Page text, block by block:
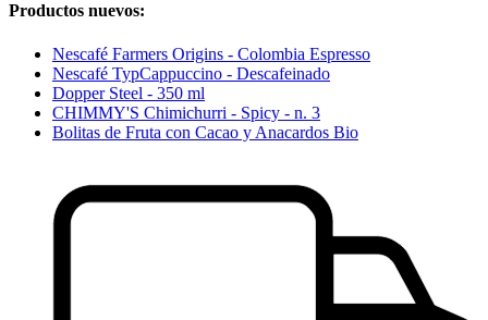
Productos nuevos:
Nescafé Farmers Origins - Colombia Espresso
Nescafé TypCappuccino - Descafeinado
Dopper Steel - 350 ml
CHIMMY'S Chimichurri - Spicy - n. 3
Bolitas de Fruta con Cacao y Anacardos Bio